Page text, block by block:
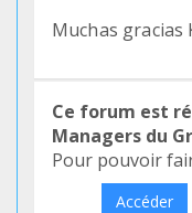
Muchas gracias
Ce forum est
Managers du
Pour pouvoir
Accéder